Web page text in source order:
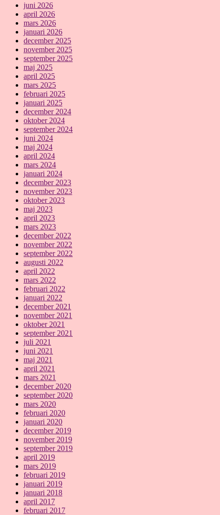
juni 2026
april 2026
mars 2026
januari 2026
december 2025
november 2025
september 2025
maj 2025
april 2025
mars 2025
februari 2025
januari 2025
december 2024
oktober 2024
september 2024
juni 2024
maj 2024
april 2024
mars 2024
januari 2024
december 2023
november 2023
oktober 2023
maj 2023
april 2023
mars 2023
december 2022
november 2022
september 2022
augusti 2022
april 2022
mars 2022
februari 2022
januari 2022
december 2021
november 2021
oktober 2021
september 2021
juli 2021
juni 2021
maj 2021
april 2021
mars 2021
december 2020
september 2020
mars 2020
februari 2020
januari 2020
december 2019
november 2019
september 2019
april 2019
mars 2019
februari 2019
januari 2019
januari 2018
april 2017
februari 2017